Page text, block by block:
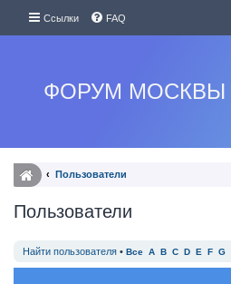
Ссылки FAQ
ФОРУМ МОСКВЫ
Пользователи
Пользователи
Найти пользователя • Все A B C D E F G